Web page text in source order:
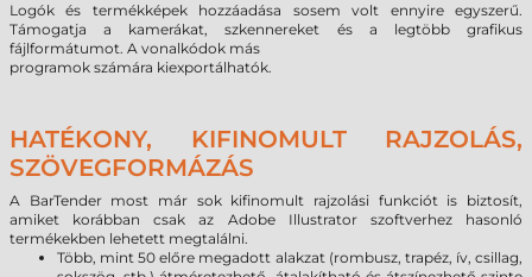
Logók és termékképek hozzáadása sosem volt ennyire egyszerű.
Támogatja a kamerákat, szkennereket és a legtöbb grafikus
fájlformátumot. A vonalkódok más
programok számára kiexportálhatók.
HATÉKONY, KIFINOMULT RAJZOLÁS,
SZÖVEGFORMÁZÁS
A BarTender most már sok kifinomult rajzolási funkciót is biztosít,
amiket korábban csak az Adobe Illustrator szoftverhez hasonló
termékekben lehetett megtalálni.
Több, mint 50 előre megadott alakzat (rombusz, trapéz, ív, csillag,